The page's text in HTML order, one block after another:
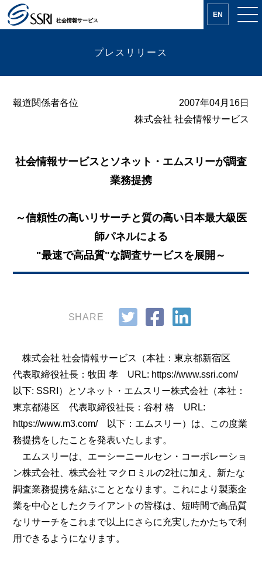
社会情報サービス
EN
プレスリリース
報道関係者各位
2007年04月16日
株式会社 社会情報サービス
社会情報サービスとソネット・エムスリーが調査
業務提携
～信頼性の高いリサーチと質の高い日本最大級医
師パネルによる
"最速で高品質"な調査サービスを展開～
SHARE
株式会社 社会情報サービス（本社：東京都新宿区
代表取締役社長：牧田 孝 URL: https://www.ssri.com/
以下: SSRI）とソネット・エムスリー株式会社（本社：
東京都港区 代表取締役社長：谷村 格 URL:
https://www.m3.com/ 以下：エムスリー）は、この度業
務提携をしたことを発表いたします。
エムスリーは、エーシーニールセン・コーポレーショ
ン株式会社、株式会社 マクロミルの2社に加え、新たな
調査業務提携を結ぶこととなります。これにより製薬企
業を中心としたクライアントの皆様は、短時間で高品質
なリサーチをこれまで以上にさらに充実したかたちで利
用できるようになります。